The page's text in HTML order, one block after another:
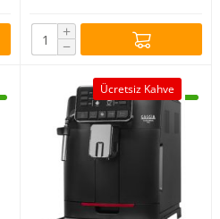
+
−
Ücretsiz Kahve